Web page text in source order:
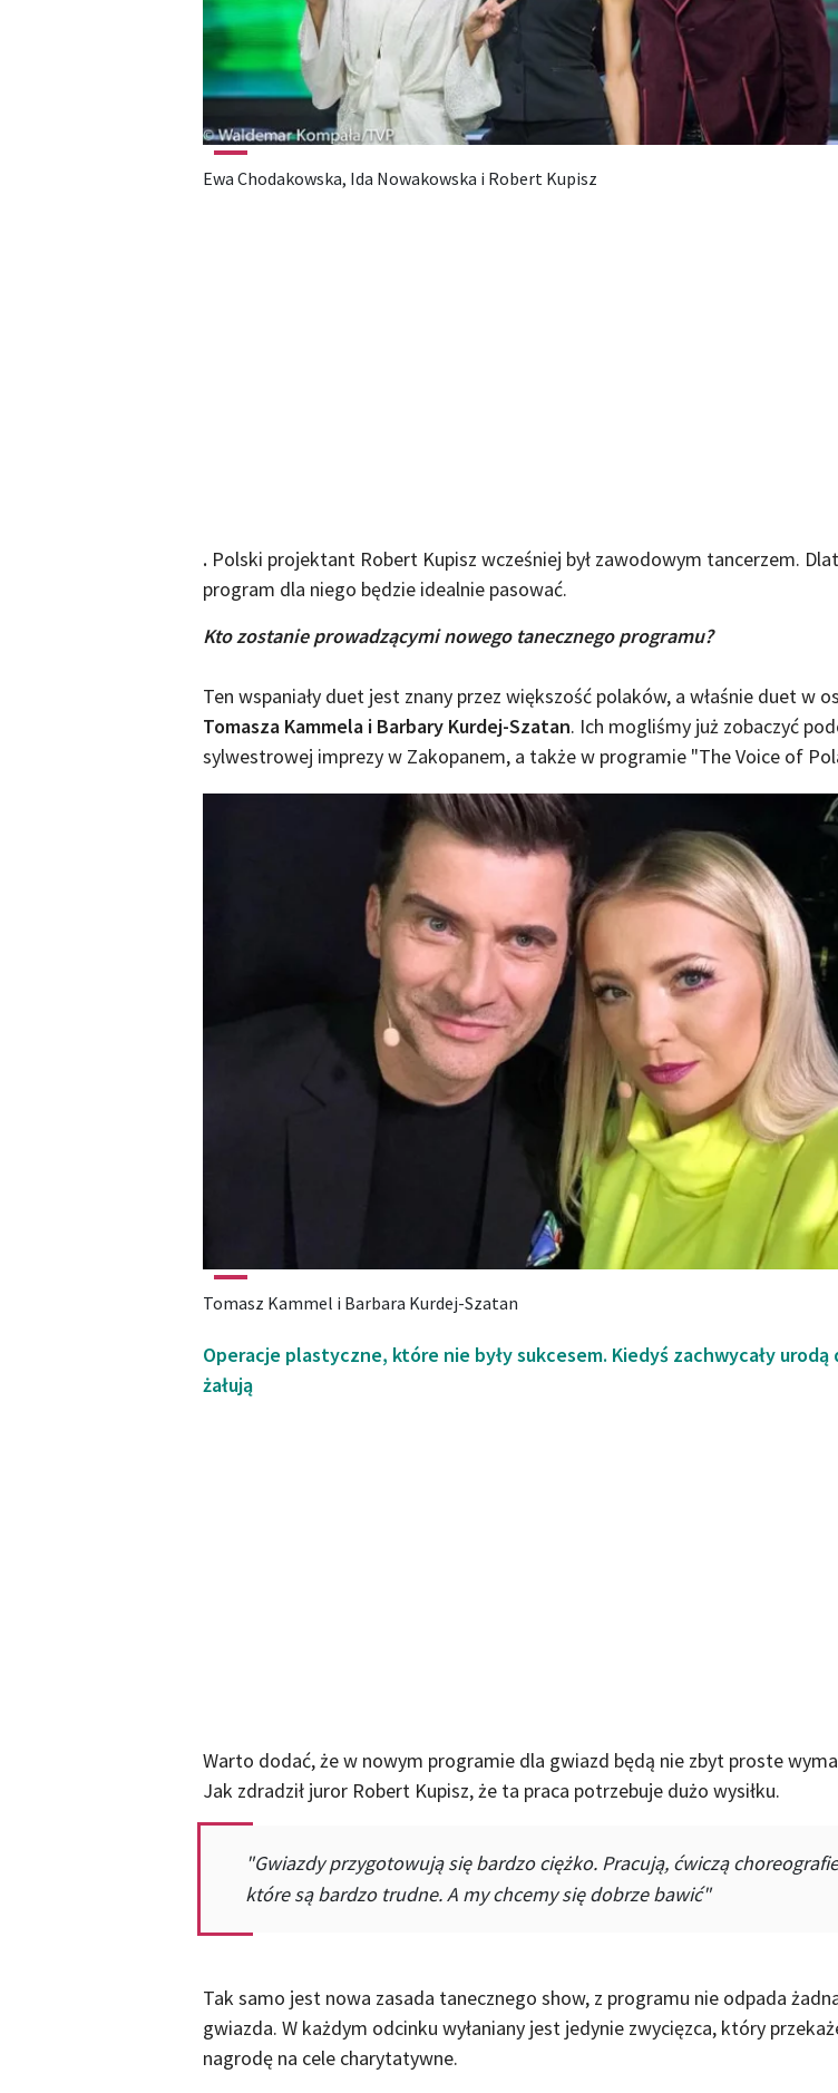
Ewa Chodakowska, Ida Nowakowska i Robert Kupisz
. Polski projektant Robert Kupisz wcześniej był zawodowym tancerzem.
program dla niego będzie idealnie pasować.
Kto zostanie prowadzącymi nowego tanecznego programu?
Ten wspaniały duet jest znany przez większość polaków, a właśnie duet w
Tomasza Kammela i Barbary Kurdej-Szatan. Ich mogliśmy już zobaczyć
sylwestrowej imprezy w Zakopanem, a także w programie "The Voice of
Tomasz Kammel i Barbara Kurdej-Szatan
Operacje plastyczne, które nie były sukcesem. Kiedyś zachwycały urodą
żałują
Warto dodać, że w nowym programie dla gwiazd będą nie zbyt proste
Jak zdradził juror Robert Kupisz, że ta praca potrzebuje dużo wysiłku.
"Gwiazdy przygotowują się bardzo ciężko. Pracują, ćwiczą
które są bardzo trudne. A my chcemy się dobrze bawić"
Tak samo jest nowa zasada tanecznego show, z programu nie odpada
gwiazda. W każdym odcinku wyłaniany jest jedynie zwycięzca, który
nagrodę na cele charytatywne.